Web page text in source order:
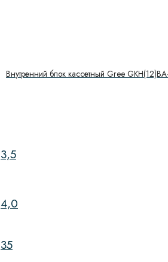
Внутренний блок кассетный Gree
3,5
4,0
35